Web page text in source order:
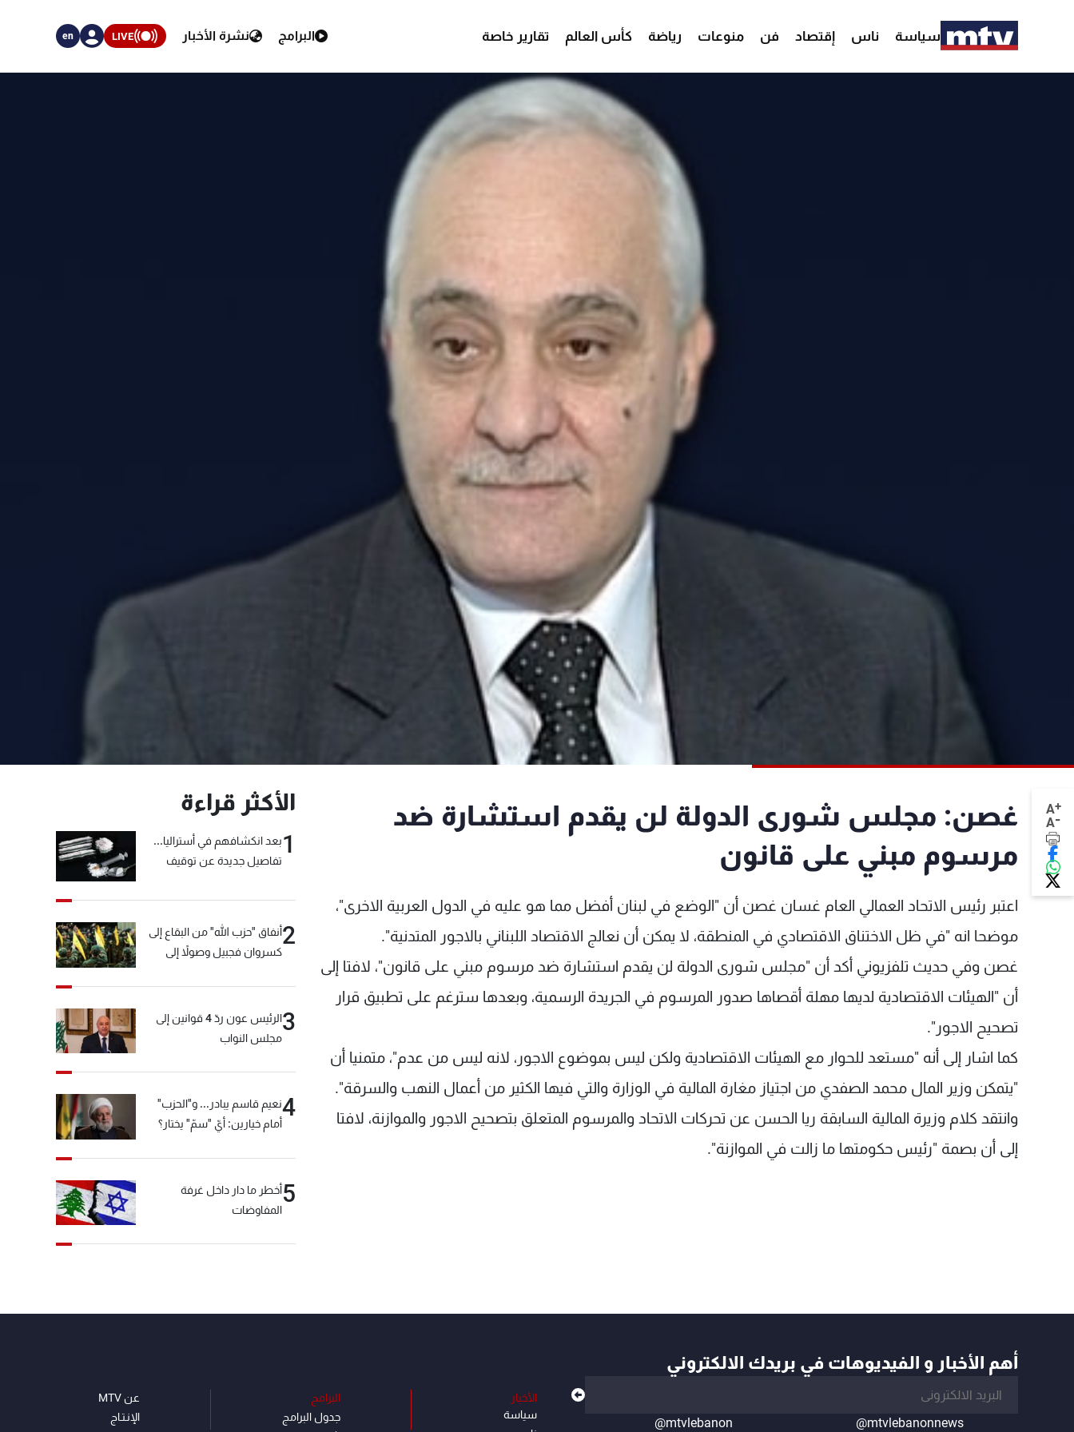
سياسة ناس إقتصاد فن منوعات رياضة كأس العالم تقارير خاصة البرامج نشرة الأخبار LIVE
en
A+
A-
غصن: مجلس شورى الدولة لن يقدم استشارة ضد
مرسوم مبني على قانون
اعتبر رئيس الاتحاد العمالي العام غسان غصن أن "الوضع في لبنان أفضل مما هو عليه في الدول العربية الاخرى"،
موضحا انه "في ظل الاختناق الاقتصادي في المنطقة، لا يمكن أن نعالج الاقتصاد اللبناني بالاجور المتدنية".
غصن وفي حديث تلفزيوني أكد أن "مجلس شورى الدولة لن يقدم استشارة ضد مرسوم مبني على قانون"، لافتا إلى
أن "الهيئات الاقتصادية لديها مهلة أقصاها صدور المرسوم في الجريدة الرسمية، وبعدها سترغم على تطبيق قرار
تصحيح الاجور".
كما اشار إلى أنه "مستعد للحوار مع الهيئات الاقتصادية ولكن ليس بموضوع الاجور، لانه ليس من عدم"، متمنيا أن
"يتمكن وزير المال محمد الصفدي من اجتياز مغارة المالية في الوزارة والتي فيها الكثير من أعمال النهب والسرقة".
وانتقد كلام وزيرة المالية السابقة ريا الحسن عن تحركات الاتحاد والمرسوم المتعلق بتصحيح الاجور والموازنة، لافتا
إلى أن بصمة "رئيس حكومتها ما زالت في الموازنة".
الأكثر قراءة
1بعد انكشافهم في أستراليا...
تفاصيل جديدة عن توقيف
2أنفاق "حزب الله" من البقاع إلى
كسروان فجبيل وصولاً إلى
3
الرئيس عون ردّ 4 قوانين إلى
مجلس النواب
4نعيم قاسم يبادر... و"الحزب"
أمام خيارين: أيّ "سمّ" يختار؟
5أخطر ما دار داخل غرفة
المفاوضات
أهم الأخبار و الفيديوهات في بريدك الالكتروني
@mtvlebanonnews
@mtvlebanon
الأخبار
سياسة
البرامج
جدول البرامج
عن MTV
الإنـتـاج